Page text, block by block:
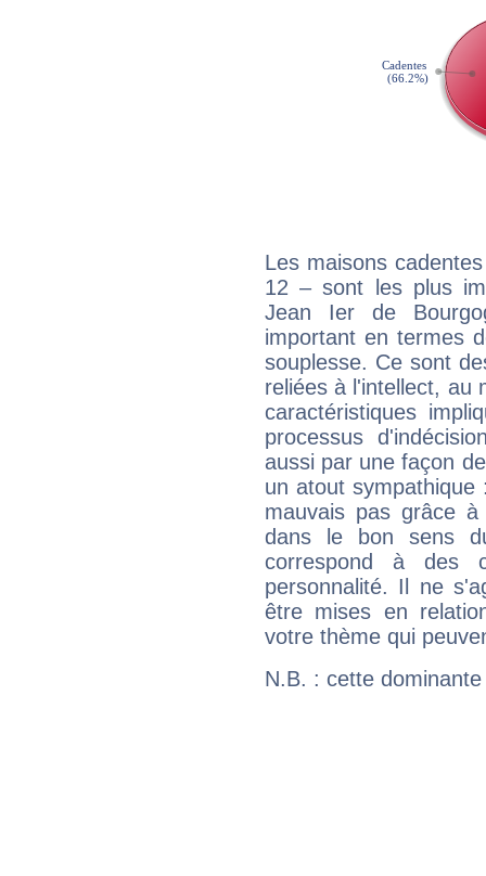
Les maisons
12 – sont les plus
Jean Ier de
important en termes
souplesse. Ce sont
reliées à l'intellect, au
caractéristiques
processus
aussi par une façon
un atout
mauvais pas grâce
dans le bon sens
correspond à des
personnalité. Il ne
être mises en
votre thème qui
N.B. : cette